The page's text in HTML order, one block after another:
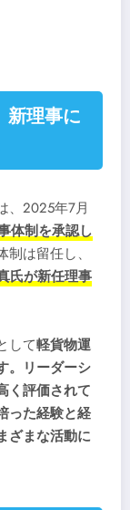
新理事に
、2025年7月
体制を承認し
は留任し、
氏が新任理事
して軽貨物運
リーダーシ
く評価されて
った経験と経
ざまな活動に